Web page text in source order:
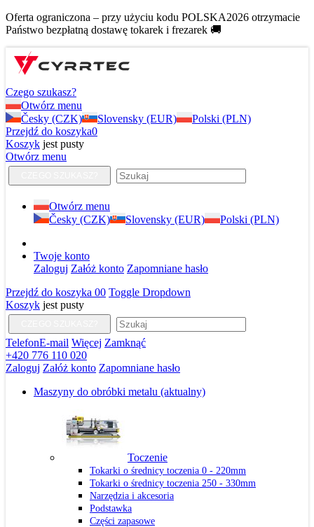
Oferta ograniczona – przy użyciu kodu POLSKA2026 otrzymacie
Państwo bezpłatną dostawę tokarek i frezarek 🚚
Czego szukasz?
Otwórz menu
Česky (CZK)
Slovensky (EUR)
Polski (PLN)
Przejdź do koszyka0
Koszyk jest pusty
Otwórz menu
Otwórz menu
Česky (CZK)
Slovensky (EUR) Polski (PLN)
Twoje konto
Zaloguj Załóż konto Zapomniane hasło
Przejdź do koszyka 00 Toggle Dropdown
Koszyk jest pusty
TelefonE-mail Więcej Zamknąć
+420 776 110 020
Zaloguj Załóż konto Zapomniane hasło
Maszyny do obróbki metalu (aktualny)
Toczenie
Tokarki o średnicy toczenia 0 - 220mm
Tokarki o średnicy toczenia 250 - 330mm
Narzędzia i akcesoria
Podstawka
Części zapasowe